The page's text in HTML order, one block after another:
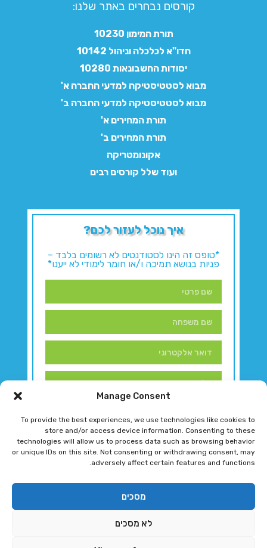
Manage Consent
To provide the best experiences, we use technologies like cookies to
store and/or access device information. Consenting to these
technologies will allow us to process data such as browsing behavior
or unique IDs on this site. Not consenting or withdrawing consent, may
adversely affect certain features and functions.
מסכים
לא מסכים
קורסים נבחרים באתר שלנו:​
תורת המימון 10230
חדו"א לכלכלה וניהול 10142
יסודות החשבונאות 10280
מבוא לסטטיסטיקה למדעי החברה א'
מבוא לסטטיסטיקה למדעי החברה ב'
תורת המחירים א'
תורת המחירים ב'
אקונומטריקה
ועוד שלל קורסים רבים
איך נוכל לעזור לכם?
*טופס זה הינו לסטודנטים לא רשומים בלבד –
פניות בנושא תמיכה ו/או חומר לימודי לא ייענו*